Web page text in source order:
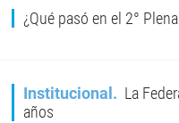
¿Qué pasó en el 2°
Institucional
La
años